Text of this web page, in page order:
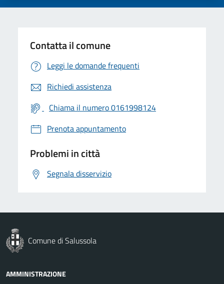
Contatta il comune
Leggi le domande frequenti
Richiedi assistenza
Chiama il numero 0161998124
Prenota appuntamento
Problemi in città
Segnala disservizio
Comune di Salussola
AMMINISTRAZIONE